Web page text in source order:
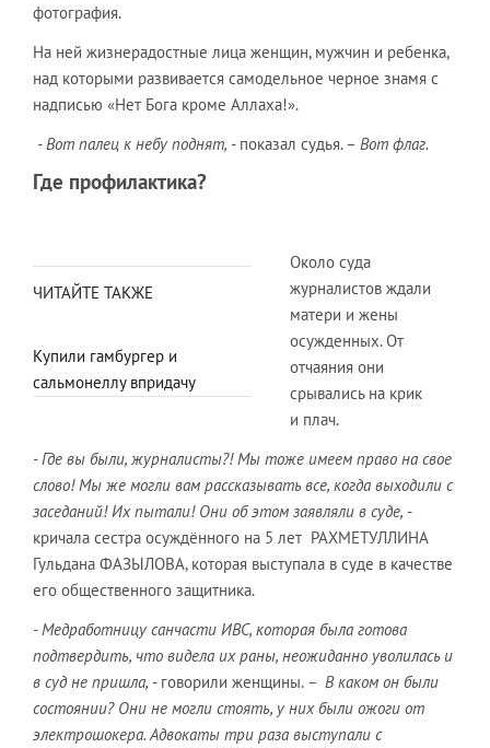
фотография.
На ней жизнерадостные лица женщин, мужчин и ребенка,
над которыми развивается самодельное черное знамя с
надписью «Нет Бога кроме Аллаха!».
- Вот палец к небу поднят, - показал судья. – Вот флаг.
Где профилактика?
ЧИТАЙТЕ ТАКЖЕ
Купили гамбургер и
сальмонеллу впридачу
Около суда
журналистов ждали
матери и жены
осужденных. От
отчаяния они
срывались на крик
и плач.
- Где вы были, журналисты?! Мы тоже имеем право на свое
слово! Мы же могли вам рассказывать все, когда выходили с
заседаний! Их пытали! Они об этом заявляли в суде, -
кричала сестра осуждённого на 5 лет РАХМЕТУЛЛИНА
Гульдана ФАЗЫЛОВА, которая выступала в суде в качестве
его общественного защитника.
- Медработницу санчасти ИВС, которая была готова
подтвердить, что видела их раны, неожиданно уволилась и
в суд не пришла, - говорили женщины. – В каком он были
состоянии? Они не могли стоять, у них были ожоги от
электрошокера. Адвокаты три раза выступали с